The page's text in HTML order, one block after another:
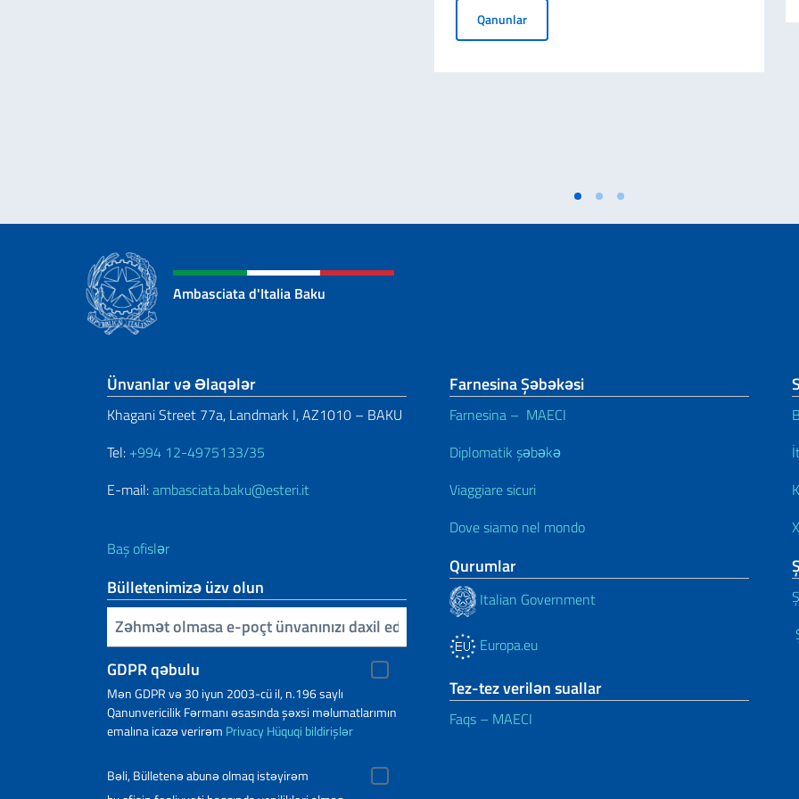
QanunlarCall for Applications for the “Invest Your Talent in
Ambasciata d'Italia Baku
Footer section
Ünvanlar və Əlaqələr
Khagani Street 77a, Landmark I, AZ1010 – BAKU
Tel: +994 12-4975133/35
E-mail:ambasciata.baku@esteri.it
Baş ofislər
Bülletenimizə üzv olun
E-poçtunuzu daxil edin
GDPR qəbulu
Mən GDPR və 30 iyun 2003-cü il, n.196 saylı
Qanunvericilik Fərmanı əsasında şəxsi məlumatlarımın
emalına icazə verirəm PrivacyHüquqi bildirişlər
Bəli, Bülletenə abunə olmaq istəyirəm
Farnesina Şəbəkəsi
Farnesina – MAECI
Diplomatik şəbəkə
Viaggiare sicuri
Dove siamo nel mondo
Qurumlar
Italian Government
Europa.eu
Tez-tez verilən suallar
Faqs – MAECI